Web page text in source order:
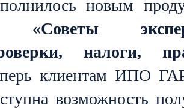
новым
«Советы
налоги,
клиентам ИПО
возможность